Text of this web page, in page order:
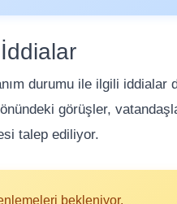
durumu ile ilgili iddialar
görüşler,
talep ediliyor.
bekleniyor.